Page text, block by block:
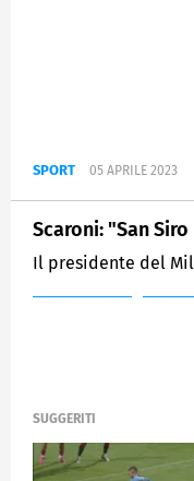
SPORT 05 APRILE 2023
Scaroni: "San
Il presidente del
SUGGERITI